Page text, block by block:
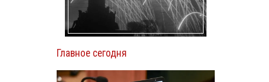
Главное сегодня